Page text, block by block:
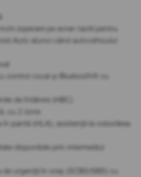
(operare pe ecran tactil pentru
Auto atunci când autovehiculul
control vocal și Bluetooth® cu
de întâlnire (HBC)
cu 2 zone
în pantă (HLA); asistență la coborârea
disponibile prin intermediul
de urgență în oraș (SCBS/SBS) cu